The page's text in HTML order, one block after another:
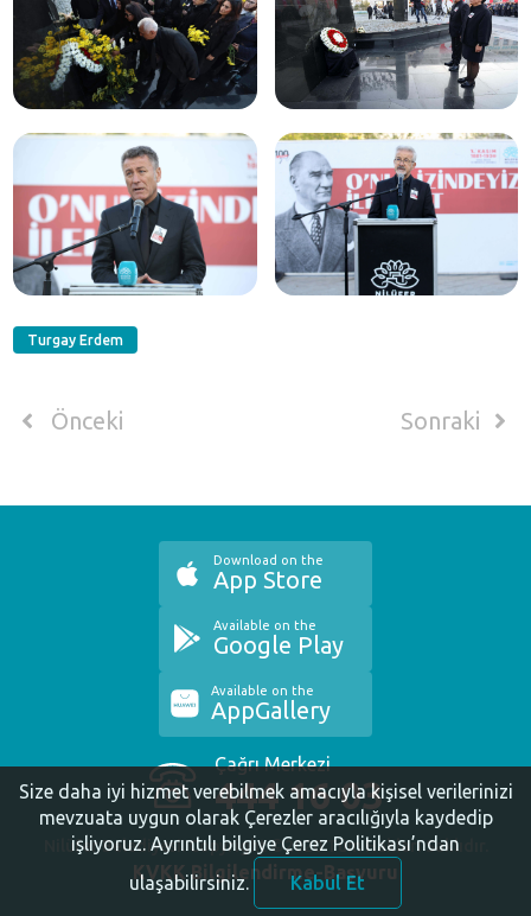
Turgay Erdem
Önceki Sonraki
Çağrı Merkezi
444 16 03
Nilüfer Belediyesi. Copyright ©2020 Tüm Hakları Saklıdır.
KVKK Bilgilendirme-Başvuru
Download on the
App Store
Available on the
Google Play
Available on the
AppGallery
Size daha iyi hizmet verebilmek amacıyla kişisel verilerinizi
mevzuata uygun olarak Çerezler aracılığıyla kaydedip
işliyoruz. Ayrıntılı bilgiye Çerez Politikası’ndan
ulaşabilirsiniz.
Kabul Et